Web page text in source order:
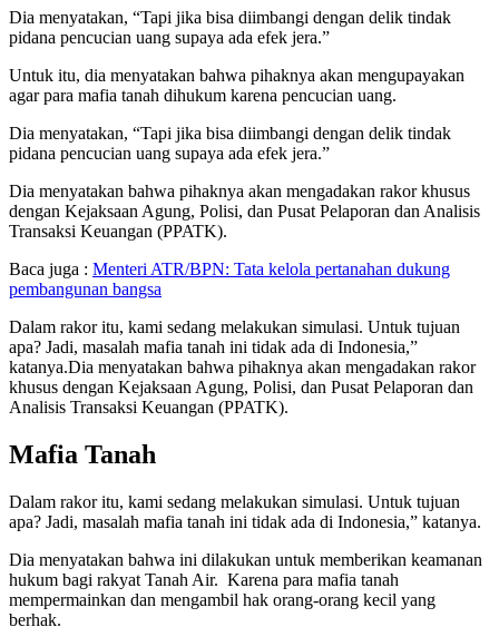
Dia menyatakan, “Tapi jika bisa diimbangi dengan delik tindak
pidana pencucian uang supaya ada efek jera.”
Untuk itu, dia menyatakan bahwa pihaknya akan mengupayakan
agar para mafia tanah dihukum karena pencucian uang.
Dia menyatakan, “Tapi jika bisa diimbangi dengan delik tindak
pidana pencucian uang supaya ada efek jera.”
Dia menyatakan bahwa pihaknya akan mengadakan rakor khusus
dengan Kejaksaan Agung, Polisi, dan Pusat Pelaporan dan Analisis
Transaksi Keuangan (PPATK).
Baca juga : Menteri ATR/BPN: Tata kelola pertanahan dukung
pembangunan bangsa
Dalam rakor itu, kami sedang melakukan simulasi. Untuk tujuan
apa? Jadi, masalah mafia tanah ini tidak ada di Indonesia,”
katanya.Dia menyatakan bahwa pihaknya akan mengadakan rakor
khusus dengan Kejaksaan Agung, Polisi, dan Pusat Pelaporan dan
Analisis Transaksi Keuangan (PPATK).
Mafia Tanah
Dalam rakor itu, kami sedang melakukan simulasi. Untuk tujuan
apa? Jadi, masalah mafia tanah ini tidak ada di Indonesia,” katanya.
Dia menyatakan bahwa ini dilakukan untuk memberikan keamanan
hukum bagi rakyat Tanah Air. Karena para mafia tanah
mempermainkan dan mengambil hak orang-orang kecil yang
berhak.